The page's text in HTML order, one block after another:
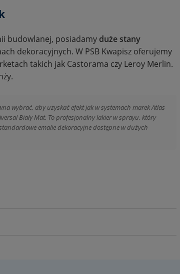
budowlanej, posiadamy duże stany
dekoracyjnych. W PSB Kwapisz oferujemy
takich jak Castorama czy Leroy Merlin.
wybrać, aby uzyskać efekt jak w systemach marek Atlas
Biały Mat. To profesjonalny lakier w sprayu, który
emalie dekoracyjne dostępne w dużych